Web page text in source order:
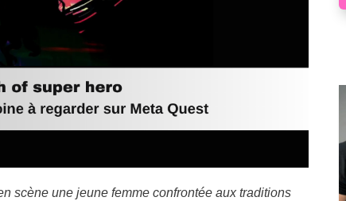
scène une jeune femme confrontée aux traditions